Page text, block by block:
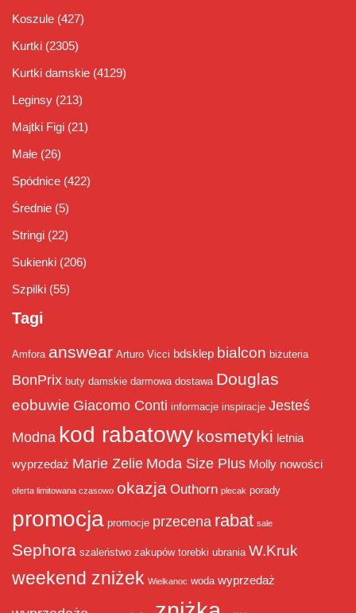
Koszule (427)
Kurtki (2305)
Kurtki damskie (4129)
Leginsy (213)
Majtki Figi (21)
Małe (26)
Spódnice (422)
Średnie (5)
Stringi (22)
Sukienki (206)
Szpilki (55)
Tagi
Amfora answear Arturo Vicci bdsklep bialcon biżuteria
BonPrix buty damskie darmowa dostawa Douglas
eobuwie Giacomo Conti informacje inspiracje Jesteś
Modna kod rabatowy kosmetyki letnia
wyprzedaż Marie Zelie Moda Size Plus Molly nowości
oferta limitowana czasowo okazja Outhorn plecak porady
promocja promocje przecena rabat sale
Sephora szaleństwo zakupów torebki ubrania W.Kruk
weekend zniżek Wielkanoc woda wyprzedaż